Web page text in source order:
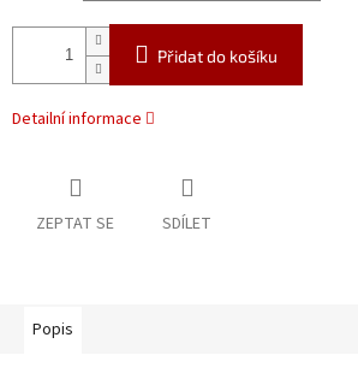
Přidat do košíku
Detailní informace
ZEPTAT SE SDÍLET
Popis